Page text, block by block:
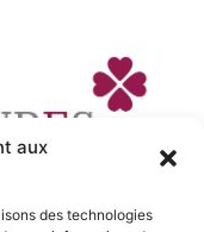
aux
des technologies